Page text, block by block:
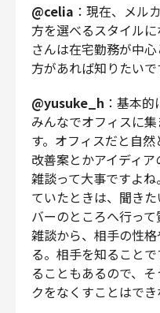
@celia ：現在、メル
方を選べるスタイル
さんは在宅勤務が中
方があれば知りたいで
@yusuke_h ：基本
みんなでオフィスに
す。オフィスだと自
改善案とかアイディア
雑談って大事ですよ
ていたときは、聞き
バーのところへ行っ
雑談から、相手の性
る。相手を知ること
ることもあるので、
クをなくすことはでき